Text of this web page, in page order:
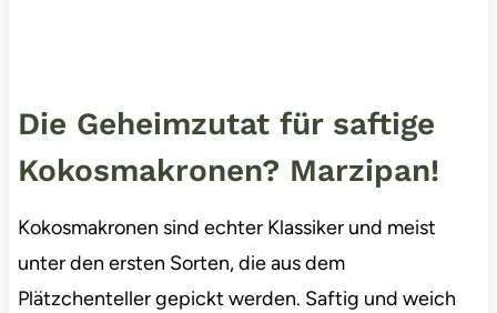
Die Geheimzutat für saftige
Kokosmakronen? Marzipan!
Kokosmakronen sind echter Klassiker und meist
unter den ersten Sorten, die aus dem
Plätzchenteller gepickt werden. Saftig und weich